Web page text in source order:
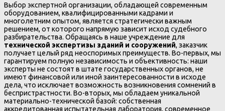
Выбор экспертной организации, обладающей современным
оборудованием, квалифицированными кадрами и
многолетним опытом, является стратегически важным
решением, от которого напрямую зависит исход судебного
разбирательства. Обращаясь в наше учреждение для
технической экспертизы зданий и сооружений, заказчик
получает целый ряд неоспоримых преимуществ. Во-первых, мы
гарантируем полную независимость и объективность: наши
эксперты не состоят в штате государственных органов, не
имеют финансовой или иной заинтересованности в исходе
дела, что исключает возможность возникновения сомнений в
беспристрастности. Во-вторых, мы обладаем уникальной
материально-технической базой: собственная
аккредитованная испытательная лаборатория, современное